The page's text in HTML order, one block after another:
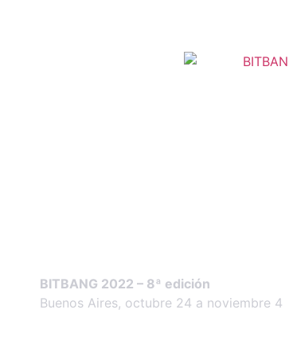
BITBANG 2022 – 8ª edición
Buenos Aires, octubre 24 a noviembre 4